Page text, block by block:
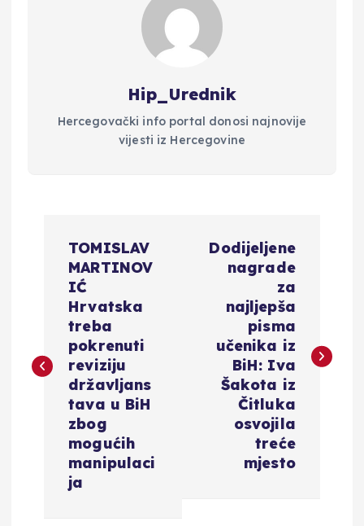
Hip_Urednik
Hercegovački info portal donosi najnovije
vijesti iz Hercegovine
i
TOMISLAV
MARTINOV
IĆ
Hrvatska
treba
pokrenuti
reviziju
državljans
tava u BiH
zbog
mogućih
manipulaci
ja
Dodijeljene
nagrade
za
najljepša
pisma
učenika iz
BiH: Iva
Šakota iz
Čitluka
osvojila
treće
mjesto